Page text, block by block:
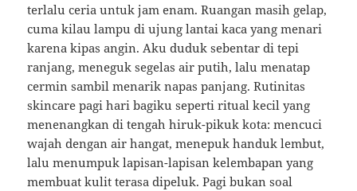
terlalu ceria untuk jam enam. Ruangan masih gelap,
cuma kilau lampu di ujung lantai kaca yang menari
karena kipas angin. Aku duduk sebentar di tepi
ranjang, meneguk segelas air putih, lalu menatap
cermin sambil menarik napas panjang. Rutinitas
skincare pagi hari bagiku seperti ritual kecil yang
menenangkan di tengah hiruk-pikuk kota: mencuci
wajah dengan air hangat, menepuk handuk lembut,
lalu menumpuk lapisan-lapisan kelembapan yang
membuat kulit terasa dipeluk. Pagi bukan soal